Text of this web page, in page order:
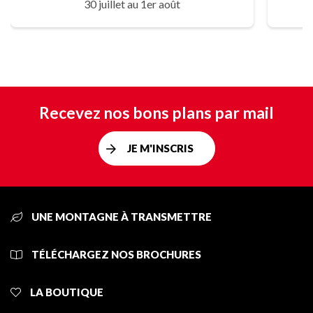
30 juillet au 1er août
Recevez nos bons plans par mail
JE M'INSCRIS
UNE MONTAGNE À TRANSMETTRE
TÉLÉCHARGEZ NOS BROCHURES
LA BOUTIQUE